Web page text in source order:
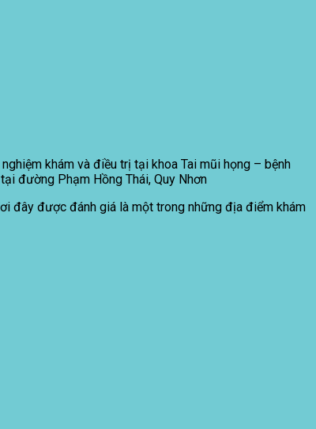
khám và điều trị tại khoa Tai mũi họng – bệnh
đường Phạm Hồng Thái, Quy Nhơn
đây được đánh giá là một trong những địa điểm khám